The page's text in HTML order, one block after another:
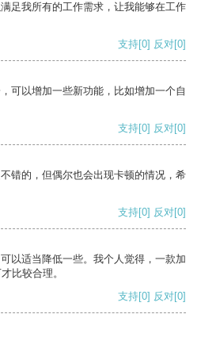
足我所有的工作需求，让我能够在工作
支持[0] 反对[0]
可以增加一些新功能，比如增加一个自
支持[0] 反对[0]
错的，但偶尔也会出现卡顿的情况，希
支持[0] 反对[0]
以适当降低一些。我个人觉得，一款加
比较合理。
支持[0] 反对[0]